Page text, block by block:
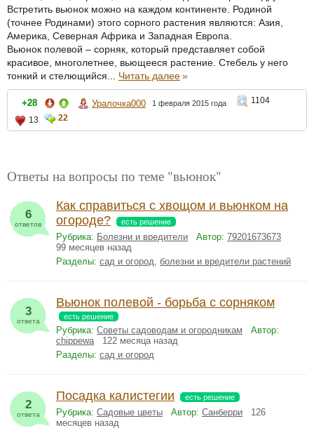
Встретить вьюнок можно на каждом континенте. Родиной
(точнее Родинами) этого сорного растения являются: Азия,
Америка, Северная Африка и Западная Европа.
Вьюнок полевой – сорняк, который представляет собой
красивое, многолетнее, вьющееся растение. Стебель у него
тонкий и стелющийся... Читать далее»
+28 Уралочка000 1 февраля 2015 года
1104
13
22
Ответы на вопросы по теме "вьюнок"
6
ответов
Как справиться с хвощом и вьюнком на
огороде?
есть решение
Рубрика: Болезни и вредители Автор: 79201673673
99 месяцев назад
Разделы: сад и огород, болезни и вредители растений
3
ответа
Вьюнок полевой - борьба с сорняком
есть решение
Рубрика: Советы садоводам и огородникам
Автор:
chippewa122 месяца назад
Разделы: сад и огород
2
ответа
Посадка калистегии есть решение
Рубрика: Садовые цветы Автор: Санберри 126
месяцев назад